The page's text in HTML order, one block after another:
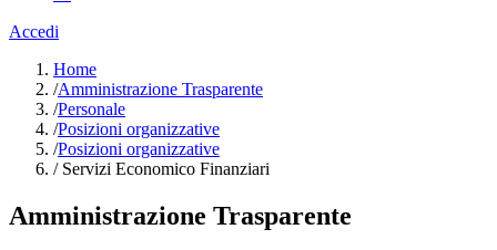
Accedi
Home
/Amministrazione Trasparente
/Personale
/Posizioni organizzative
/Posizioni organizzative
/Servizi Economico Finanziari
Amministrazione Trasparente